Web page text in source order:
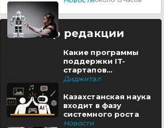
Выбор редакции
Какие программы
поддержки IT-
стартапов
реализуются в
Диджитал
Казахстанская наука
входит в фазу
системного роста
Новости